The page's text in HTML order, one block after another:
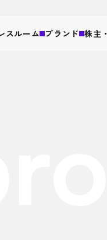
スルーム ブランド 株主